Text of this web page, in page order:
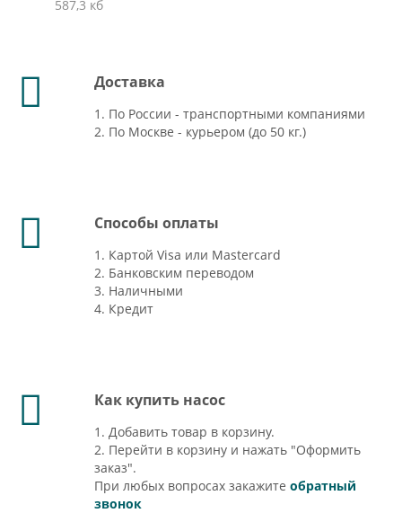
587,3 кб
Доставка
1. По России - транспортными компаниями
2. По Москве - курьером (до 50 кг.)
Способы оплаты
1. Картой Visa или Mastercard
2. Банковским переводом
3. Наличными
4. Кредит
Как купить насос
1. Добавить товар в корзину.
2. Перейти в корзину и нажать "Оформить
заказ".
При любых вопросах закажите обратный
звонок